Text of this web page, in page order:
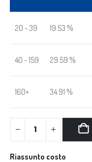
20 - 39 19.53 %
40 - 159 29.59 %
160+ 34.91 %
Riassunto costo